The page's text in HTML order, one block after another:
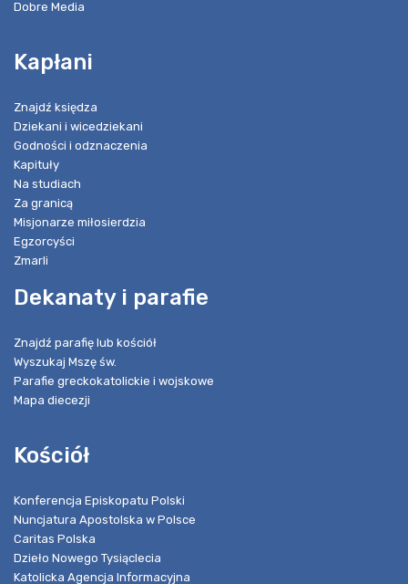
Dobre Media
Kapłani
Znajdź księdza
Dziekani i wicedziekani
Godności i odznaczenia
Kapituły
Na studiach
Za granicą
Misjonarze miłosierdzia
Egzorcyści
Zmarli
Dekanaty i parafie
Znajdź parafię lub kościół
Wyszukaj Mszę św.
Parafie greckokatolickie i wojskowe
Mapa diecezji
Kościół
Konferencja Episkopatu Polski
Nuncjatura Apostolska w Polsce
Caritas Polska
Dzieło Nowego Tysiąclecia
Katolicka Agencja Informacyjna